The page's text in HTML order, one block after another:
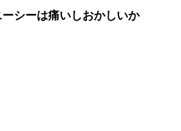
シーは痛いしおかしいか